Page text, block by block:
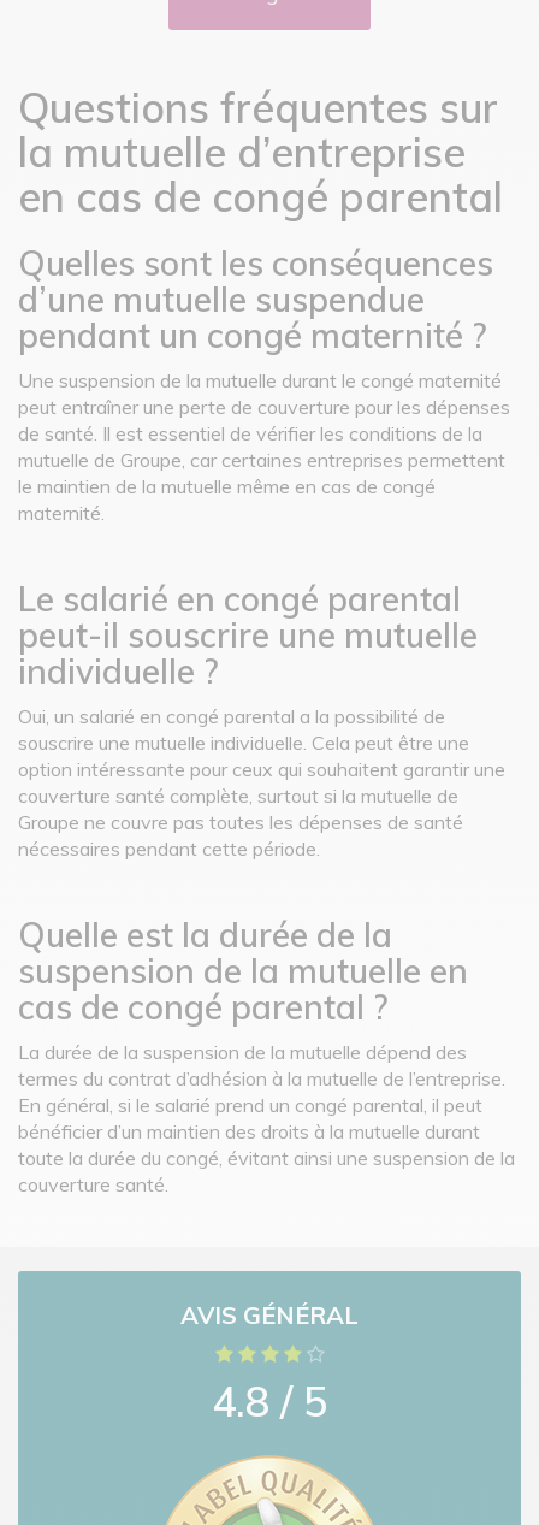
Questions fréquentes sur
la mutuelle d’entreprise
en cas de congé parental
Quelles sont les conséquences
d’une mutuelle suspendue
pendant un congé maternité ?
Une suspension de la mutuelle durant le congé maternité
peut entraîner une perte de couverture pour les dépenses
de santé. Il est essentiel de vérifier les conditions de la
mutuelle de Groupe, car certaines entreprises permettent
le maintien de la mutuelle même en cas de congé
maternité.
Le salarié en congé parental
peut-il souscrire une mutuelle
individuelle ?
Oui, un salarié en congé parental a la possibilité de
souscrire une mutuelle individuelle. Cela peut être une
option intéressante pour ceux qui souhaitent garantir une
couverture santé complète, surtout si la mutuelle de
Groupe ne couvre pas toutes les dépenses de santé
nécessaires pendant cette période.
Quelle est la durée de la
suspension de la mutuelle en
cas de congé parental ?
La durée de la suspension de la mutuelle dépend des
termes du contrat d’adhésion à la mutuelle de l’entreprise.
En général, si le salarié prend un congé parental, il peut
bénéficier d’un maintien des droits à la mutuelle durant
toute la durée du congé, évitant ainsi une suspension de la
couverture santé.
AVIS GÉNÉRAL
4.8 / 5